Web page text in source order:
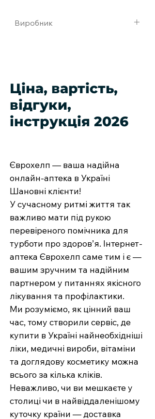
Виробник
Ціна, вартість,
відгуки,
інструкція 2026
Єврохелп — ваша надійна
онлайн-аптека в Україні
Шановні клієнти!
У сучасному ритмі життя так
важливо мати під рукою
перевіреного помічника для
турботи про здоров’я. Інтернет-
аптека Єврохелп саме тим і є —
вашим зручним та надійним
партнером у питаннях якісного
лікування та профілактики.
Ми розуміємо, як цінний ваш
час, тому створили сервіс, де
купити в Україні найнеобхідніші
ліки, медичні вироби, вітаміни
та доглядову косметику можна
всього за кілька кліків.
Неважливо, чи ви мешкаєте у
столиці чи в найвіддаленішому
куточку країни — доставка